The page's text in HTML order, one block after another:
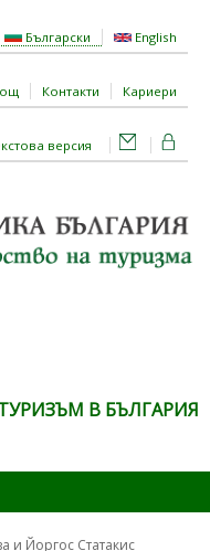
Български English
Контакти Кариери
версия
В БЪЛГАРИЯ
и Йоргос Статакис